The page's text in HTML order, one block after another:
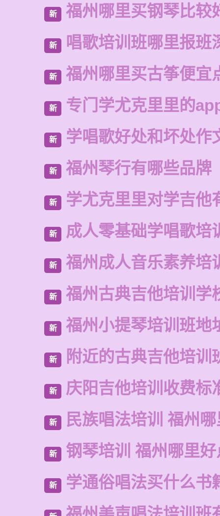
新 福州哪里买钢琴比较
新 唱歌培训班哪里报班
新 福州哪里买古筝便宜
新 专门学尤克里里的
新 学唱歌好处和坏处作
新 福州琴行有哪些品牌
新 学尤克里里对学吉他
新 成人零基础学唱歌培
新 福州成人音乐素养培
新 福州古典吉他培训学
新 福州小提琴培训班地
新 附近的古典吉他培训
新 庆阳吉他培训收费标
新 民族唱法培训 福州
新 钢琴培训 福州哪里
新 学通俗唱法买什么书